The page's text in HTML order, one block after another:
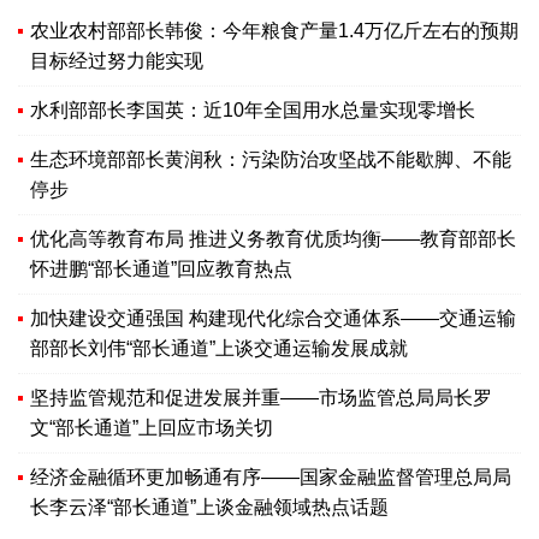
农业农村部部长韩俊：今年粮食产量1.4万亿斤左右的预期
目标经过努力能实现
水利部部长李国英：近10年全国用水总量实现零增长
生态环境部部长黄润秋：污染防治攻坚战不能歇脚、不能
停步
优化高等教育布局 推进义务教育优质均衡——教育部部长
怀进鹏“部长通道”回应教育热点
加快建设交通强国 构建现代化综合交通体系——交通运输
部部长刘伟“部长通道”上谈交通运输发展成就
坚持监管规范和促进发展并重——市场监管总局局长罗
文“部长通道”上回应市场关切
经济金融循环更加畅通有序——国家金融监督管理总局局
长李云泽“部长通道”上谈金融领域热点话题